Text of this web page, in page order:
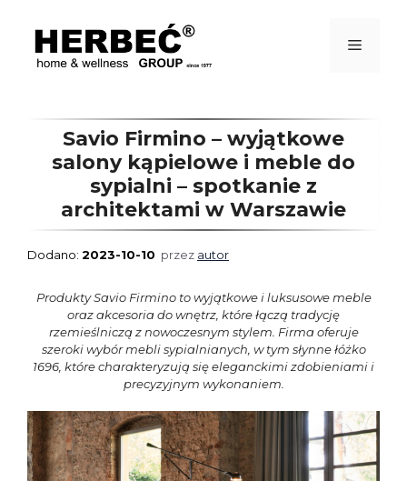
Menu
Savio Firmino – wyjątkowe
salony kąpielowe i meble do
sypialni – spotkanie z
architektami w Warszawie
2023-10-10 przez autor
Produkty Savio Firmino to wyjątkowe i luksusowe meble
oraz akcesoria do wnętrz, którełączą tradycję
rzemieślniczą z nowoczesnym stylem. Firma oferuje
szeroki wybór mebli sypialnianych, w tym słynne łóżko
1696, które charakteryzują się eleganckimi zdobieniami i
precyzyjnym wykonaniem.